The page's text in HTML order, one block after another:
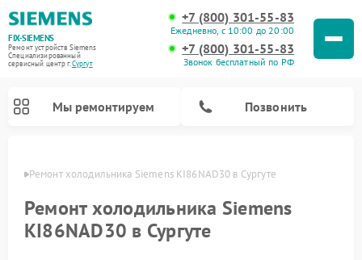
FIX-SIEMENS
Ремонт устройств Siemens
Специализированный
cервисный центр г.Сургут
+7 (800) 301-55-83
Ежедневно, с 10:00 до 20:00
+7 (800) 301-55-83
Звонок бесплатный по РФ
Мы ремонтируем Позвонить
Ремонт холодильника Siemens KI86NAD30 в Сургуте
Ремонт холодильника Siemens
KI86NAD30 в Сургуте